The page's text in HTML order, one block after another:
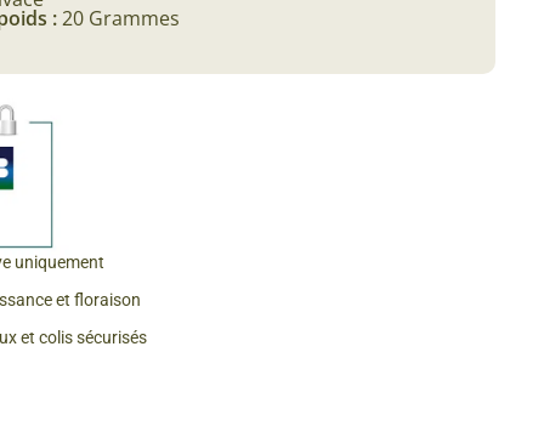
& Graines Spéciales Fraîcheur
de A à Z
:20 Grammes
uniquement
et floraison
et colis sécurisés